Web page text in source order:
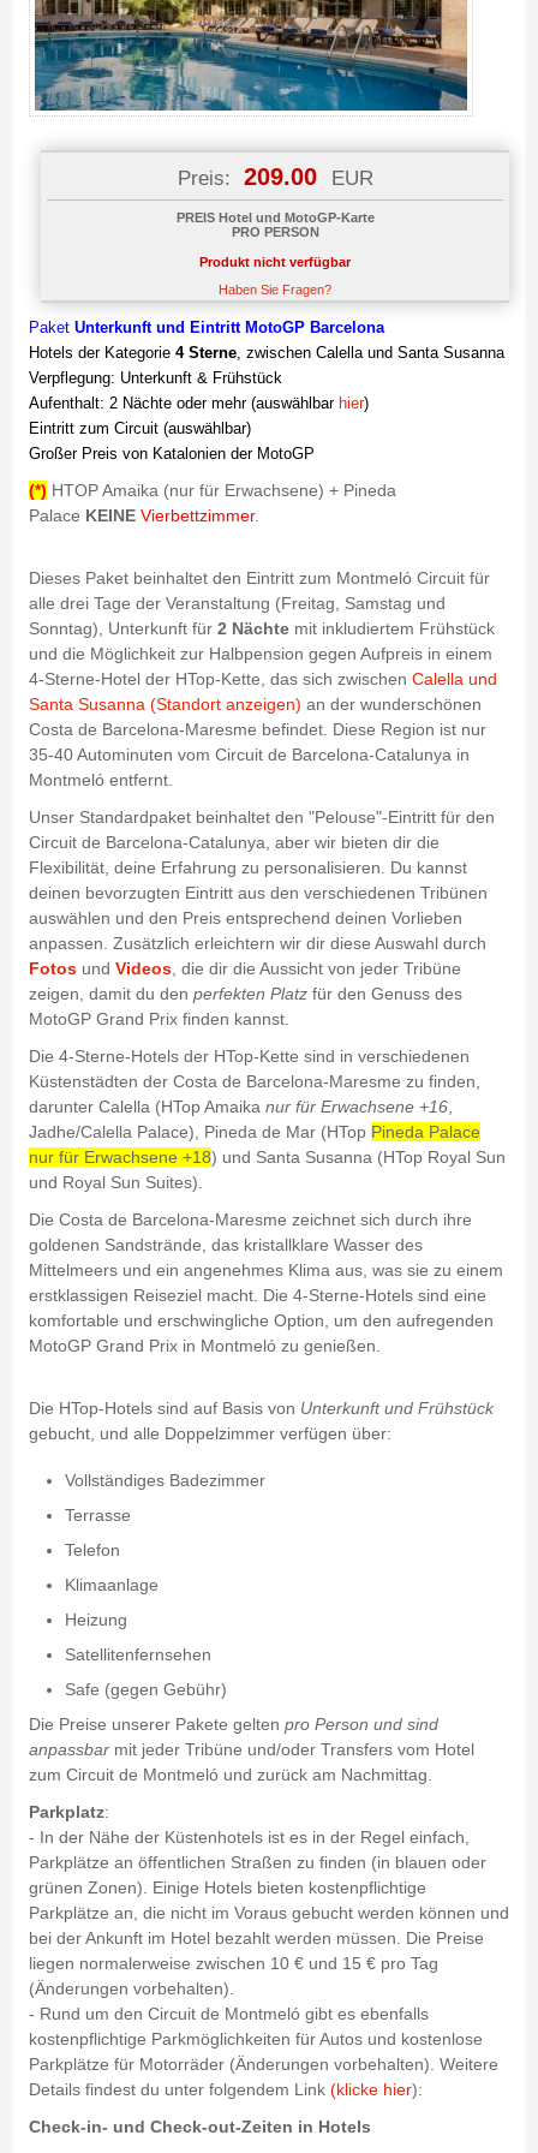
Preis: 209.00 EUR
PREIS Hotel und MotoGP-Karte
PRO PERSON
Produkt nicht verfügbar
Haben Sie Fragen?
Paket Unterkunft und Eintritt MotoGP Barcelona
Hotels der Kategorie 4 Sterne, zwischen Calella und Santa Susanna
Verpflegung: Unterkunft & Frühstück
Aufenthalt: 2 Nächte oder mehr (auswählbar hier)
Eintritt zum Circuit (auswählbar)
Großer Preis von Katalonien der MotoGP
(*) HTOP Amaika (nur für Erwachsene) + Pineda
Palace KEINE Vierbettzimmer.
Dieses Paket beinhaltet den Eintritt zum Montmeló Circuit für
alle drei Tage der Veranstaltung (Freitag, Samstag und
Sonntag), Unterkunft für 2 Nächtemit inkludiertem Frühstück
und die Möglichkeit zur Halbpension gegen Aufpreis in einem
4-Sterne-Hotel der HTop-Kette, das sich zwischen Calella und
Santa Susanna (Standort anzeigen) an der wunderschönen
Costa de Barcelona-Maresme befindet. Diese Region ist nur
35-40 Autominuten vom Circuit de Barcelona-Catalunya in
Montmeló entfernt.
Unser Standardpaket beinhaltet den "Pelouse"-Eintritt für den
Circuit de Barcelona-Catalunya, aber wir bieten dir die
Flexibilität, deine Erfahrung zu personalisieren. Du kannst
deinen bevorzugten Eintritt aus den verschiedenen Tribünen
auswählen und den Preis entsprechend deinen Vorlieben
anpassen. Zusätzlich erleichtern wir dir diese Auswahl durch
Fotosund Videos, die dir die Aussicht von jeder Tribüne
zeigen, damit du den perfekten Platzfür den Genuss des
MotoGP Grand Prix finden kannst.
Die 4-Sterne-Hotels der HTop-Kette sind in verschiedenen
Küstenstädten der Costa de Barcelona-Maresme zu finden,
darunter Calella (HTop Amaika nur für Erwachsene +16,
Jadhe/Calella Palace), Pineda de Mar (HTop Pineda Palace
nur für Erwachsene +18) und Santa Susanna (HTop Royal Sun
und Royal Sun Suites).
Die Costa de Barcelona-Maresme zeichnet sich durch ihre
goldenen Sandstrände, das kristallklare Wasser des
Mittelmeers und ein angenehmes Klima aus, was sie zu einem
erstklassigen Reiseziel macht. Die 4-Sterne-Hotels sind eine
komfortable und erschwingliche Option, um den aufregenden
MotoGP Grand Prix in Montmeló zu genießen.
Die HTop-Hotels sind auf Basis von Unterkunft und Frühstück
gebucht, und alle Doppelzimmer verfügen über:
Vollständiges Badezimmer
Terrasse
Telefon
Klimaanlage
Heizung
Satellitenfernsehen
Safe (gegen Gebühr)
Die Preise unserer Pakete gelten pro Person und sind
anpassbarmit jeder Tribüne und/oder Transfers vom Hotel
zum Circuit de Montmeló und zurück am Nachmittag.
Parkplatz:
- In der Nähe der Küstenhotels ist es in der Regel einfach,
Parkplätze an öffentlichen Straßen zu finden (in blauen oder
grünen Zonen). Einige Hotels bieten kostenpflichtige
Parkplätze an, die nicht im Voraus gebucht werden können und
bei der Ankunft im Hotel bezahlt werden müssen. Die Preise
liegen normalerweise zwischen 10 € und 15 € pro Tag
(Änderungen vorbehalten).
- Rund um den Circuit de Montmeló gibt es ebenfalls
kostenpflichtige Parkmöglichkeiten für Autos und kostenlose
Parkplätze für Motorräder (Änderungen vorbehalten). Weitere
Details findest du unter folgendem Link (klicke hier):
Check-in- und Check-out-Zeiten in Hotels